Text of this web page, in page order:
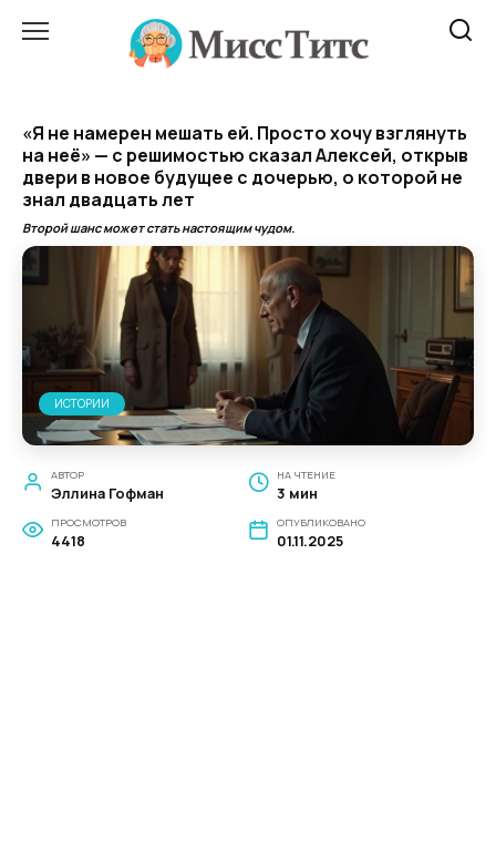
«Я не намерен мешать ей. Просто хочу взглянуть
на неё» — с решимостью сказал Алексей, открыв
двери в новое будущее с дочерью, о которой не
знал двадцать лет
Второй шанс может стать настоящим чудом.
ИСТОРИИ
АВТОР
Эллина Гофман
НА ЧТЕНИЕ
3 мин
ПРОСМОТРОВ
4418
ОПУБЛИКОВАНО
01.11.2025